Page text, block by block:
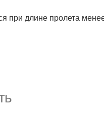
при длине пролета